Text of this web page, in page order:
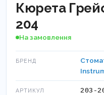
Кюрета
204
На замовлення
БРЕНД
АРТИКУЛ 203-